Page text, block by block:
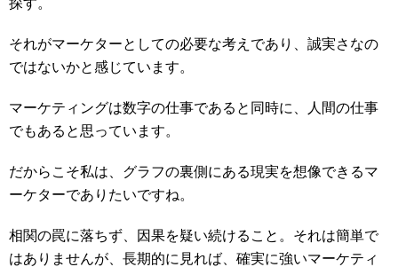
探す。
それがマーケターとしての必要な考えであり、誠実さなの
ではないかと感じています。
マーケティングは数字の仕事であると同時に、人間の仕事
でもあると思っています。
だからこそ私は、グラフの裏側にある現実を想像できるマ
ーケターでありたいですね。
相関の罠に落ちず、因果を疑い続けること。それは簡単で
はありませんが、長期的に見れば、確実に強いマーケティ